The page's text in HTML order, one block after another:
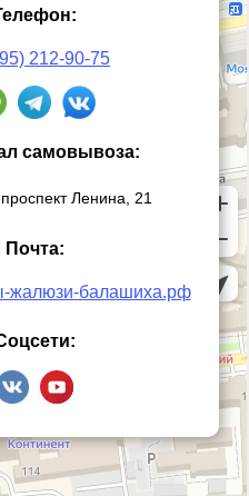
212-90-75
самовывоза:
Ленина, 21
Почта:
жалюзи-балашиха.рф